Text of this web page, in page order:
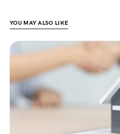
YOU MAY ALSO LIKE